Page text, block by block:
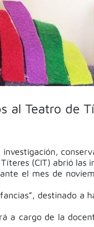
al Teatro de
(CIT) abrió las
el mes de
destinado a
a cargo de la